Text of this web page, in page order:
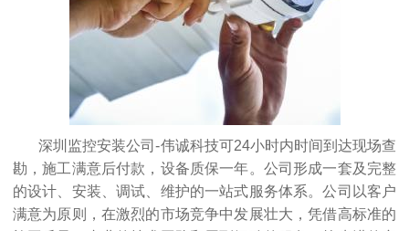
深圳监控安装公司-伟诚科技可24小时内时间到达现场查
勘，施工满意后付款，设备质保一年。公司形成一套及完整
的设计、安装、调试、维护的一站式服务体系。公司以客户
满意为原则，在激烈的市场竞争中发展壮大，凭借高标准的